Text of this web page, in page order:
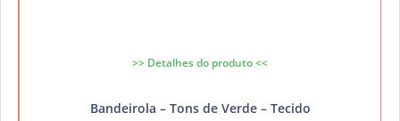
>> Detalhes do produto <<
Bandeirola – Tons de Verde – Tecido